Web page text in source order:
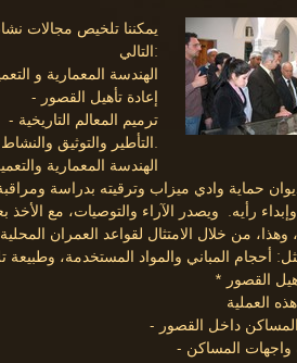
التالي:
- الهندسة المعمارية و
- إعادة تأهيل القصور
- ترميم المعالم التاريخية
- التأطير والتوثيق والنشاط الثقافي.
* الهندسة المعمارية
حماية وادي ميزاب وترقيته بدراسة
وإبداء رأيه. ويصدر الآراء والتوصيات، مع الأخذ
وهذا، من خلال الامتثال لقواعد العمران
القصور